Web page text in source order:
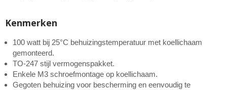
Kenmerken
100 watt bij 25°C behuizingstemperatuur met koellichaam
gemonteerd.
TO-247 stijl vermogenspakket.
Enkele M3 schroefmontage op koellichaam.
Gegoten behuizing voor bescherming en eenvoudig te